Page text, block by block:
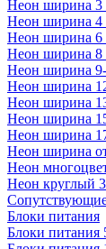
Неон ширина
Неон ширина
Неон ширина
Неон ширина
Неон ширина
Неон ширина
Неон ширина
Неон ширина
Неон ширина
Неон ширина
Неон
Неон круглый
Блоки питания
Блоки питания